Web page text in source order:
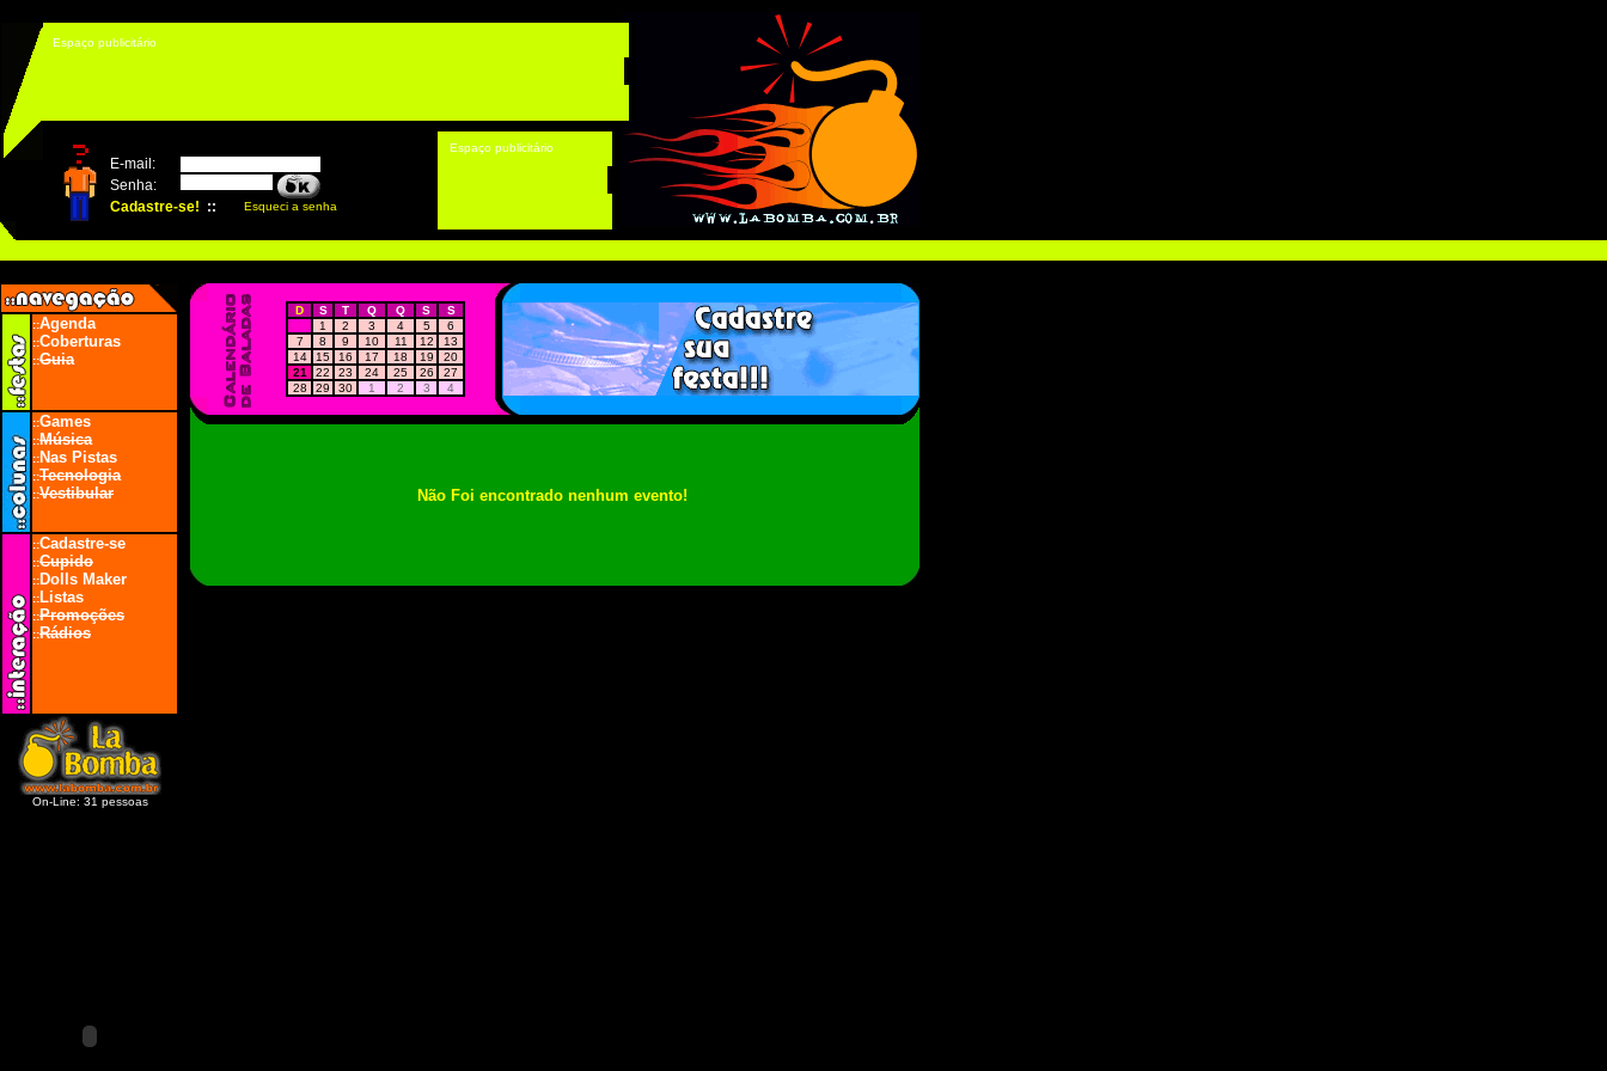
Espaço publicitário
Espaço publicitário
::Agenda
::Coberturas
::Guia
::Games
::Música
::Nas Pistas
::Tecnologia
::Vestibular
::Cadastre-se
::Cupido
::Dolls Maker
::Listas
::Promoções
::Rádios
On-Line: 31 pessoas
Não Foi encontrado nenhum evento!
D S T Q Q S
S
1
2 3 4 5
6
7
8 9 10 11 12
13
14
15 16 17 18 19
20
21
22 23 24 25 26
27
28
29 30 1 2 3 4